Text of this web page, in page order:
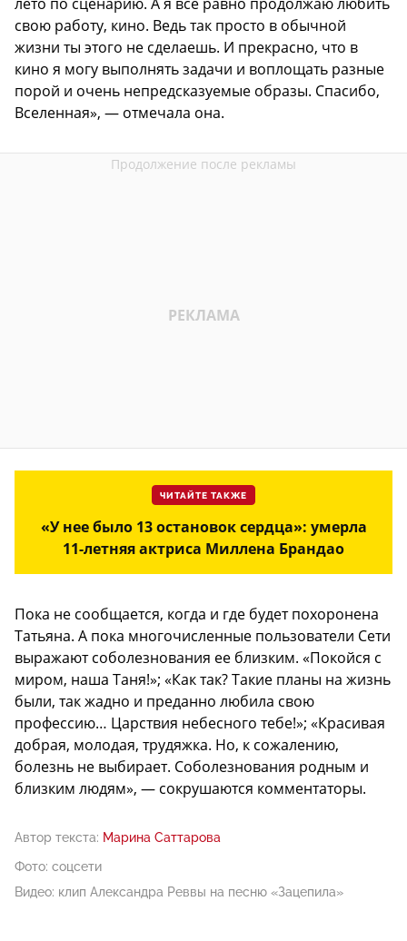
свою работу, кино. Ведь так просто в обычной
жизни ты этого не сделаешь. И прекрасно, что в
кино я могу выполнять задачи и воплощать разные
порой и очень непредсказуемые образы. Спасибо,
Вселенная», — отмечала она.
ЧИТАЙТЕ ТАКЖЕ
«У нее было 13 остановок сердца»: умерла
11-летняя актриса Миллена Брандао
Пока не сообщается, когда и где будет похоронена
Татьяна. А пока многочисленные пользователи Сети
выражают соболезнования ее близким. «Покойся с
миром, наша Таня!»; «Как так? Такие планы на жизнь
были, так жадно и преданно любила свою
профессию… Царствия небесного тебе!»; «Красивая
добрая, молодая, трудяжка. Но, к сожалению,
болезнь не выбирает. Соболезнования родным и
близким людям», — сокрушаются комментаторы.
Автор текста: Марина Саттарова
Фото: соцсети
Видео: клип Александра Реввы на песню «Зацепила»